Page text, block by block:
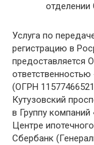
отделении
Услуга по
регистрацию в
предоставляется
(ОГРН
Кутузовский
в Группу компаний
Центре
Сбербанк